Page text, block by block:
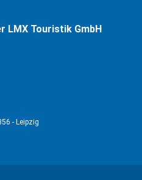
LMX Touristik GmbH
- Leipzig